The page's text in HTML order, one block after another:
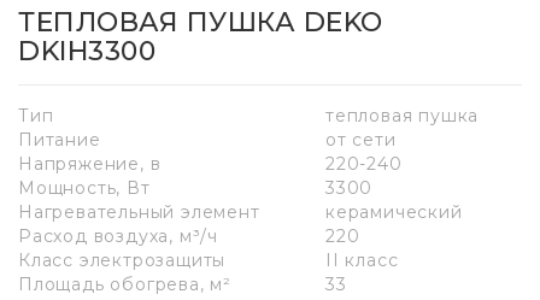
ТЕПЛОВАЯ ПУШКА DEKO
DKIH3300
Тип
тепловая пушка
Питание
от сети
Напряжение, в
220-240
Мощность, Вт
3300
Нагревательный элемент
керамический
Расход воздуха, м³/ч
220
Класс электрозащиты
II класс
Площадь обогрева, м²
33